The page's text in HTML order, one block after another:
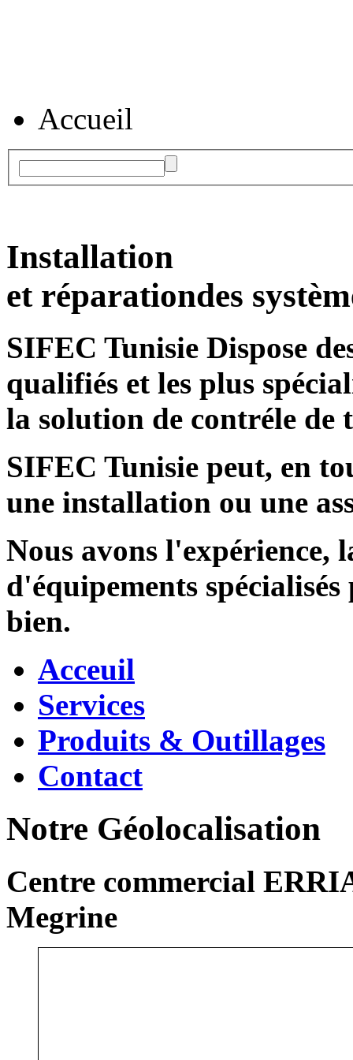
Accueil
Installation
et réparationdes
SIFEC Tunisie Dispose
qualifiés et les plus
la solution de contréle de
SIFEC Tunisie peut, en
une installation ou une
Nous avons l'expérience,
d'équipements
bien.
Acceuil
Services
Produits & Outillages
Contact
Notre Géolocalisation
Centre commercial
Megrine